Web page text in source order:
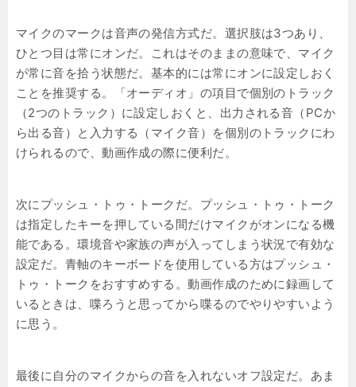
マイクのマークは音声の発信方式だ。選択肢は3つあり、
ひとつ目は常にオンだ。これはそのままの意味で、マイク
が常に音を拾う状態だ。基本的には常にオンに設定しおく
ことを推奨する。「オーディオ」の項目で個別のトラック
（2つのトラック）に設定しおくと、出力される音（PCか
ら出る音）と入力する（マイク音）を個別のトラックにわ
けられるので、動画作成の際に便利だ。
次にプッシュ・トゥ・トークだ。プッシュ・トゥ・トーク
は指定したキーを押している間だけマイクがオンになる機
能である。環境音や家族の声が入ってしまう状況で有効な
設定だ。青軸のキーボードを使用している方はプッシュ・
トゥ・トークをおすすめする。動画作成のために録画して
いるときは、喋ろうと思ってから喋るのでやりやすいよう
に思う。
最後に自分のマイクからの音を入れないオフ設定だ。あま